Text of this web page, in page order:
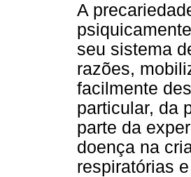
A
seu sistema
razões,
facilmente
particular, da
parte da
doença na
respiratórias